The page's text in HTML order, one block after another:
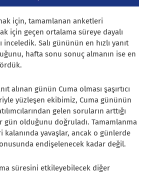
için, tamamlanan anketleri
için geçen ortalama süreye dayalı
inceledik. Salı gününün en hızlı yanıt
hafta sonu sonuç almanın ise en
alınan günün Cuma olması şaşırtıcı
yüzleşen ekibimiz, Cuma gününün
gelen soruların arttığı
gün olduğunu doğruladı. Tamamlanma
kalanında yavaşlar, ancak o günlerde
endişelenecek kadar değil.
süresini etkileyebilecek diğer